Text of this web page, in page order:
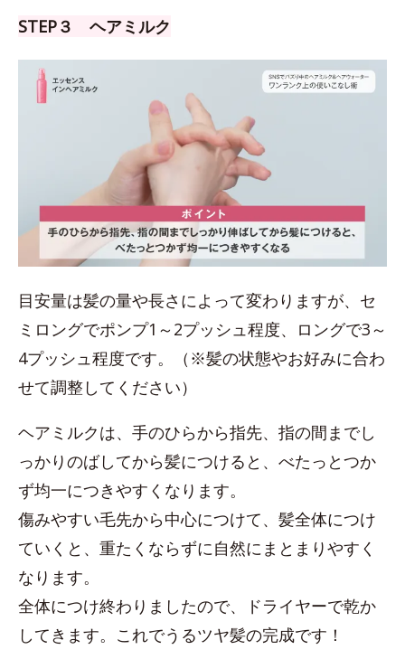
STEP３ ヘアミルク
目安量は髪の量や長さによって変わりますが、セ
ミロングでポンプ1～2プッシュ程度、ロングで3～
4プッシュ程度です。（※髪の状態やお好みに合わ
せて調整してください）
ヘアミルクは、手のひらから指先、指の間までし
っかりのばしてから髪につけると、べたっとつか
ず均一につきやすくなります。
傷みやすい毛先から中心につけて、髪全体につけ
ていくと、重たくならずに自然にまとまりやすく
なります。
全体につけ終わりましたので、ドライヤーで乾か
してきます。これでうるツヤ髪の完成です！